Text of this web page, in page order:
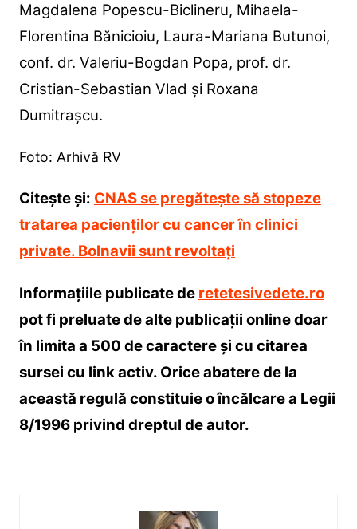
Magdalena Popescu-Biclineru, Mihaela-
Florentina Bănicioiu, Laura-Mariana Butunoi,
conf. dr. Valeriu-Bogdan Popa, prof. dr.
Cristian-Sebastian Vlad și Roxana
Dumitrașcu.
Foto: Arhivă RV
Citește și: CNAS se pregătește să stopeze
tratarea pacienților cu cancer în clinici
private. Bolnavii sunt revoltați
Informațiile publicate de retetesivedete.ro
pot fi preluate de alte publicații online doar
în limita a 500 de caractere și cu citarea
sursei cu link activ. Orice abatere de la
această regulă constituie o încălcare a Legii
8/1996 privind dreptul de autor.